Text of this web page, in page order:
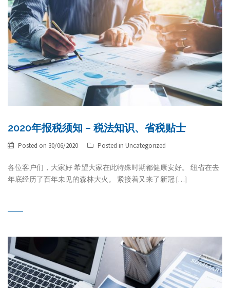
2020年报税须知 – 税法知识、省税贴士
Posted on 30/06/2020 Posted in Uncategorized
各位客户们，大家好 希望大家在此特殊时期都健康安好。 纽省在去
年底经历了百年未见的森林大火。 紧接着又来了新冠 […]